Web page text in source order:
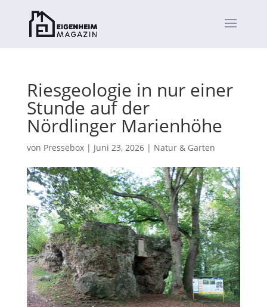
Riesgeologie in nur einer
Stunde auf der
Nördlinger Marienhöhe
von Pressebox| Juni 23, 2026| Natur & Garten